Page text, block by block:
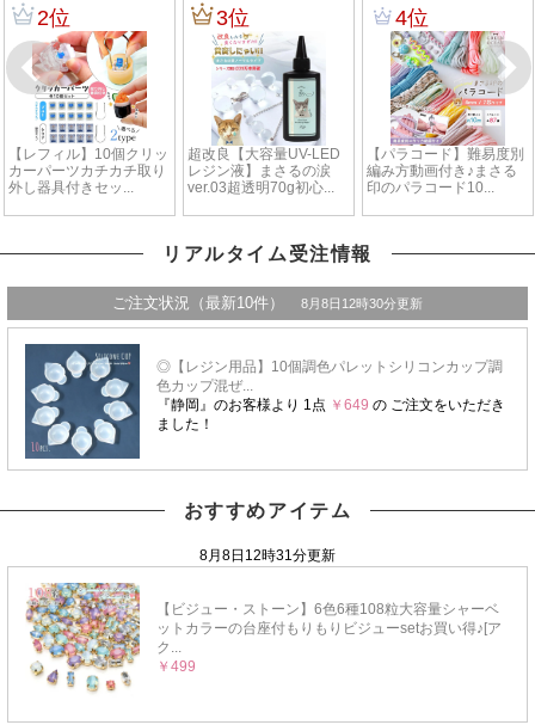
リアルタイム受注情報
おすすめアイテム